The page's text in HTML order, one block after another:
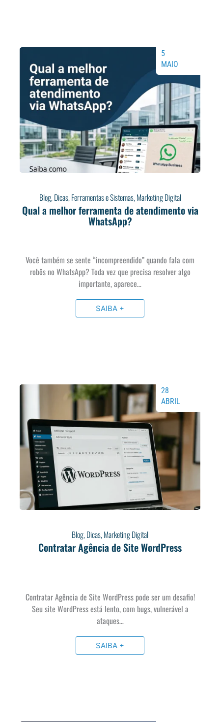
Blog,Dicas,Ferramentas e Sistemas,Marketing Digital
Qual a melhor ferramenta de atendimento via
WhatsApp?
5
MAIO
Você também se sente “incompreendido” quando fala com
robôs no WhatsApp? Toda vez que precisa resolver algo
importante, aparece…
SAIBA +
Blog,Dicas,Marketing Digital
Contratar Agência de Site WordPress
28
ABRIL
Contratar Agência de Site WordPress pode ser um desafio!
Seu site WordPress está lento, com bugs, vulnerável a
ataques…
SAIBA +